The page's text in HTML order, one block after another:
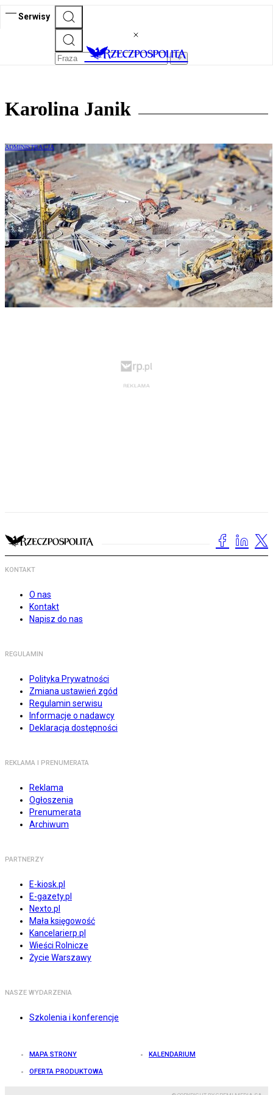
Serwisy
Karolina Janik
ADMINISTRACJA
Przygotowanie do waloryzacji
wynagrodzenia na podstawie umowy o
roboty budowlane
KONTAKT
O nas
Kontakt
Napisz do nas
REGULAMIN
Polityka Prywatności
Zmiana ustawień zgód
Regulamin serwisu
Informacje o nadawcy
Deklaracja dostępności
REKLAMA I PRENUMERATA
Reklama
Ogłoszenia
Prenumerata
Archiwum
PARTNERZY
E-kiosk.pl
E-gazety.pl
Nexto.pl
Mała księgowość
Kancelarierp.pl
Wieści Rolnicze
Życie Warszawy
NASZE WYDARZENIA
Szkolenia i konferencje
MAPA STRONY KALENDARIUM
OFERTA PRODUKTOWA